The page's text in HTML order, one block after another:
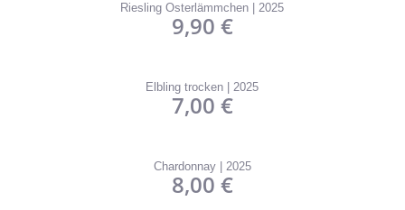
Riesling Osterlämmchen | 2025
9,90 €
Elbling trocken | 2025
7,00 €
Chardonnay | 2025
8,00 €